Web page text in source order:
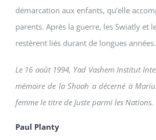
démarcation aux enfants, qu’elle
parents. Après la guerre, les Swiatly et
restèrent liés durant de longues années.
Le 16 août 1994, Yad Vashem Institut
mémoire de la Shoah a décerné à
femme le titre de Juste parmi les Nations.
Paul Planty